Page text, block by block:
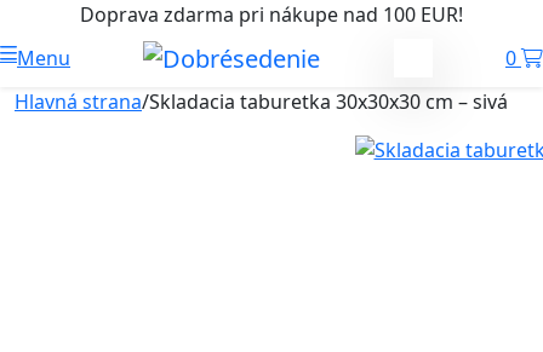
Doprava zdarma pri nákupe nad 100 EUR!
Menu
0
Hlavná strana/Skladacia taburetka 30x30x30 cm – sivá